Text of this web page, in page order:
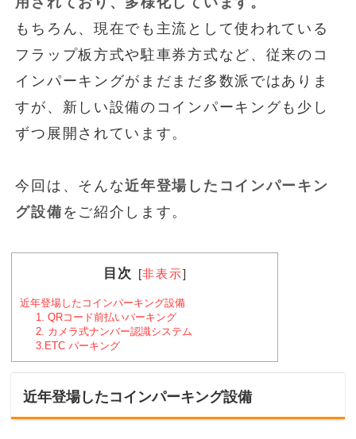
もちろん、現在でも主流として使われている
フラップ板方式や駐車券方式など、従来のコ
インパーキングがまだまだ多数派ではありま
すが、新しい設備のコインパーキングも少し
ずつ展開されています。
今回は、そんな近年登場したコインパーキン
グ設備 をご紹介します。
目次 [非表示]
近年登場したコインパーキング設備
1. QRコード前払いパーキング
2. カメラ式ナンバー認識システム
3.ETC パーキング
近年登場したコインパーキング設備